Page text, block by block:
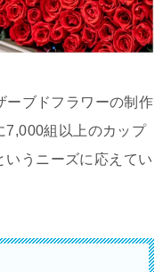
ーブドフラワーの制作
7,000組以上のカップ
いうニーズに応えてい